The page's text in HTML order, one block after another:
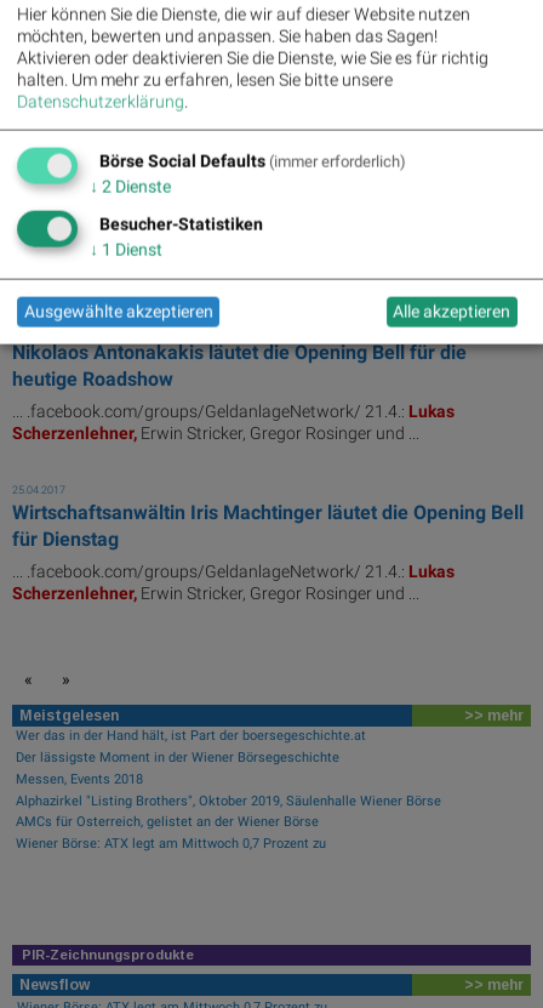
Corinna Kuhnle läutet die Opening Bell für Donnerstag
... .facebook.com/groups/GeldanlageNetwork/ 21.4.:
Scherzenlehner,Erwin Stricker, Gregor Rosinger und ...
26.04.2017
Nikolaos Antonakakis läutet die Opening Bell für die
heutige Roadshow
... .facebook.com/groups/GeldanlageNetwork/ 21.4.: Lukas
Scherzenlehner, Erwin Stricker, Gregor Rosinger und ...
25.04.2017
Wirtschaftsanwältin Iris Machtinger läutet die Opening Bell
für Dienstag
... .facebook.com/groups/GeldanlageNetwork/ 21.4.: Lukas
Scherzenlehner, Erwin Stricker, Gregor Rosinger und ...
« »
Meistgelesen >> mehr
Wer das in der Hand hält, ist Part der boersegeschichte.at
Der lässigste Moment in der Wiener Börsegeschichte
Messen, Events 2018
Alphazirkel "Listing Brothers", Oktober 2019, Säulenhalle Wiener Börse
AMCs für Österreich, gelistet an der Wiener Börse
Wiener Börse: ATX legt am Mittwoch 0,7 Prozent zu
PIR-Zeichnungsprodukte
Newsflow >> mehr
Hier können Sie die Dienste, die wir auf dieser Website nutzen
möchten, bewerten und anpassen. Sie haben das Sagen!
Aktivieren oder deaktivieren Sie die Dienste, wie Sie es für richtig
halten. Um mehr zu erfahren, lesen Sie bitte unsere
Datenschutzerklärung.
Börse Social Defaults (immer erforderlich)
↓ 2 Dienste
Besucher-Statistiken
↓ 1 Dienst
Ausgewählte akzeptieren Alle akzeptieren